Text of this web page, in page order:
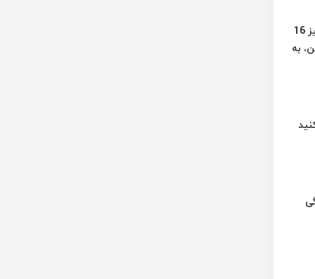
رینگ‌های اسپرت به دلیل کاهش وزن، عملکرد بهتری را در مقایسه با رینگ‌های فولادی یا سنگین‌تر ارائه می‌دهند. رینگ اسپرت SW سایز 16
به